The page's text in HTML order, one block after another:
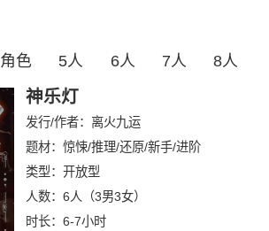
角色 5人 6人 7人 8人
神乐灯
发行/作者： 离火九运
题材：惊悚/推理/还原/新手/进阶
类型： 开放型
人数： 6人（3男3女）
时长： 6-7小时